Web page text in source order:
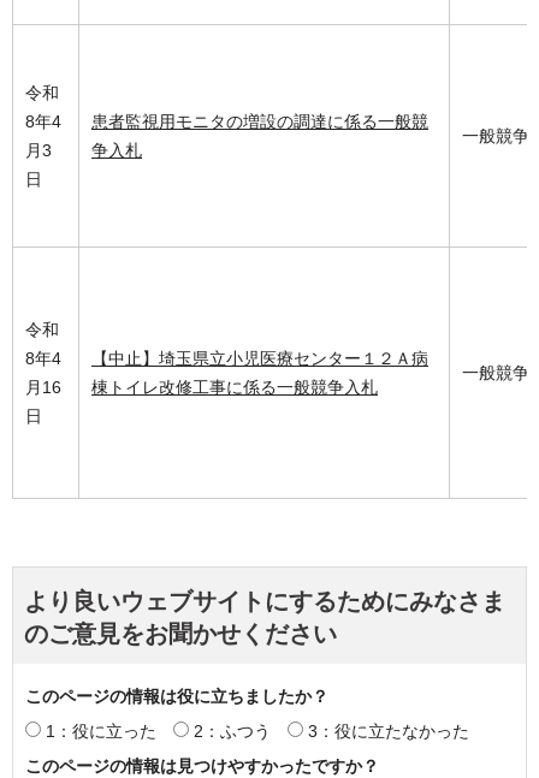
令和
8年4
月3
日
患者監視用モニタの増設の調達に係る一般競
争入札
一般競争
令和
8年4
月16
日
【中止】埼玉県立小児医療センター１２Ａ病
棟トイレ改修工事に係る一般競争入札
一般競争
より良いウェブサイトにするためにみなさま
のご意見をお聞かせください
このページの情報は役に立ちましたか？
1：役に立った
2：ふつう
3：役に立たなかった
このページの情報は見つけやすかったですか？